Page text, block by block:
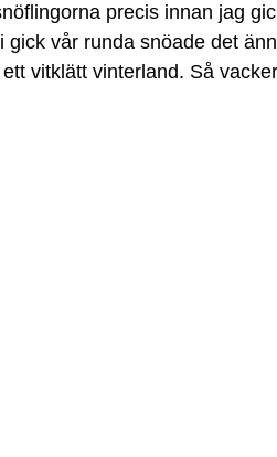
precis innan jag
gick vår runda snöade det
vitklätt vinterland. Så